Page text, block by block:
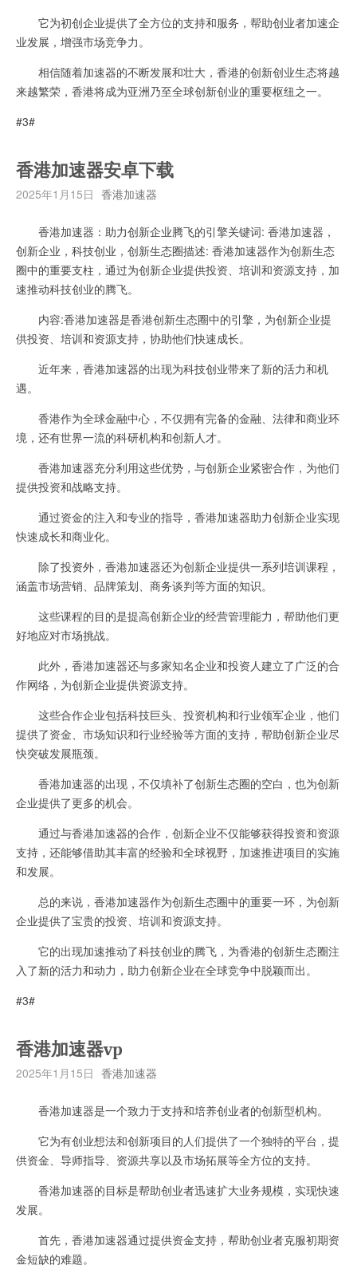
它为初创企业提供了全方位的支持和服务，帮助创业者加速企
业发展，增强市场竞争力。
相信随着加速器的不断发展和壮大，香港的创新创业生态将越
来越繁荣，香港将成为亚洲乃至全球创新创业的重要枢纽之一。
#3#
香港加速器安卓下载
2025年1月15日 香港加速器
香港加速器：助力创新企业腾飞的引擎关键词: 香港加速器，
创新企业，科技创业，创新生态圈描述: 香港加速器作为创新生态
圈中的重要支柱，通过为创新企业提供投资、培训和资源支持，加
速推动科技创业的腾飞。
内容:香港加速器是香港创新生态圈中的引擎，为创新企业提
供投资、培训和资源支持，协助他们快速成长。
近年来，香港加速器的出现为科技创业带来了新的活力和机
遇。
香港作为全球金融中心，不仅拥有完备的金融、法律和商业环
境，还有世界一流的科研机构和创新人才。
香港加速器充分利用这些优势，与创新企业紧密合作，为他们
提供投资和战略支持。
通过资金的注入和专业的指导，香港加速器助力创新企业实现
快速成长和商业化。
除了投资外，香港加速器还为创新企业提供一系列培训课程，
涵盖市场营销、品牌策划、商务谈判等方面的知识。
这些课程的目的是提高创新企业的经营管理能力，帮助他们更
好地应对市场挑战。
此外，香港加速器还与多家知名企业和投资人建立了广泛的合
作网络，为创新企业提供资源支持。
这些合作企业包括科技巨头、投资机构和行业领军企业，他们
提供了资金、市场知识和行业经验等方面的支持，帮助创新企业尽
快突破发展瓶颈。
香港加速器的出现，不仅填补了创新生态圈的空白，也为创新
企业提供了更多的机会。
通过与香港加速器的合作，创新企业不仅能够获得投资和资源
支持，还能够借助其丰富的经验和全球视野，加速推进项目的实施
和发展。
总的来说，香港加速器作为创新生态圈中的重要一环，为创新
企业提供了宝贵的投资、培训和资源支持。
它的出现加速推动了科技创业的腾飞，为香港的创新生态圈注
入了新的活力和动力，助力创新企业在全球竞争中脱颖而出。
#3#
香港加速器vp
2025年1月15日 香港加速器
香港加速器是一个致力于支持和培养创业者的创新型机构。
它为有创业想法和创新项目的人们提供了一个独特的平台，提
供资金、导师指导、资源共享以及市场拓展等全方位的支持。
香港加速器的目标是帮助创业者迅速扩大业务规模，实现快速
发展。
首先，香港加速器通过提供资金支持，帮助创业者克服初期资
金短缺的难题。